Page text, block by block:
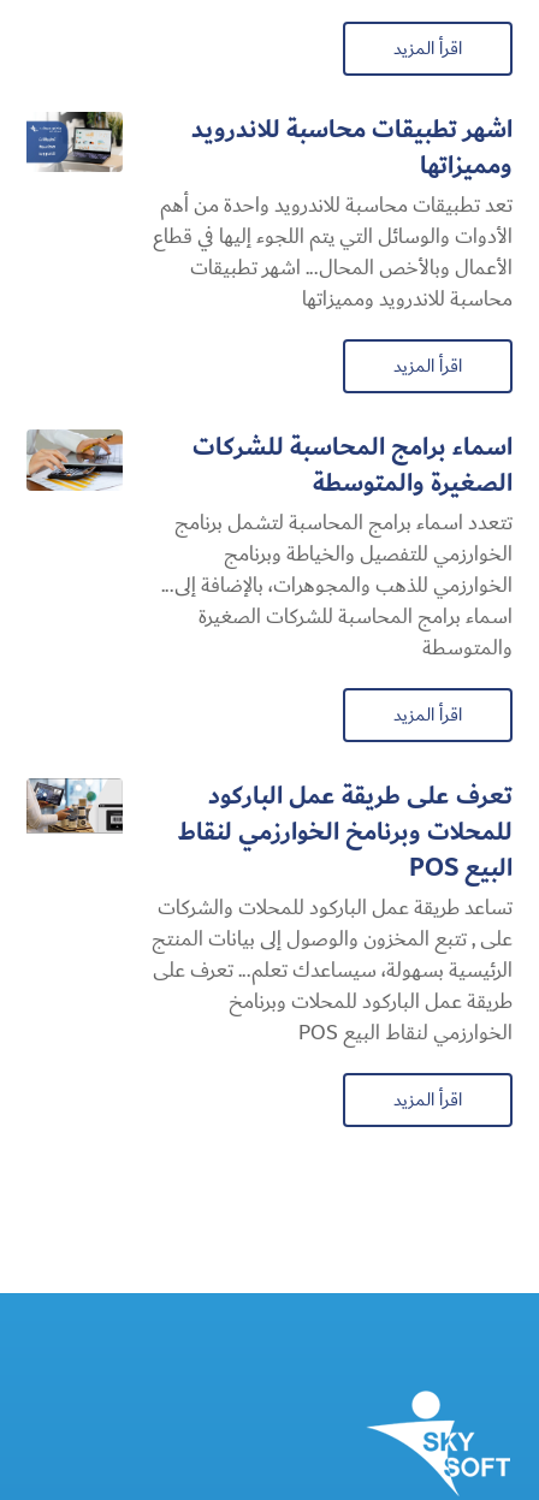
اقرأ المزيد
اشهر تطبيقات محاسبة للاندرويد
ومميزاتها
تعد تطبيقات محاسبة للاندرويد واحدة من أهم
الأدوات والوسائل التي يتم اللجوء إليها في قطاع
الأعمال وبالأخص المحال... اشهر تطبيقات
محاسبة للاندرويد ومميزاتها
اقرأ المزيد
اسماء برامج المحاسبة للشركات
الصغيرة والمتوسطة
تتعدد اسماء برامج المحاسبة لتشمل برنامج
الخوارزمي للتفصيل والخياطة وبرنامج
الخوارزمي للذهب والمجوهرات، بالإضافة إلى...
اسماء برامج المحاسبة للشركات الصغيرة
والمتوسطة
اقرأ المزيد
تعرف على طريقة عمل الباركود
للمحلات وبرنامخ الخوارزمي لنقاط
البيع POS
تساعد طريقة عمل الباركود للمحلات والشركات
على , تتبع المخزون والوصول إلى بيانات المنتج
الرئيسية بسهولة، سيساعدك تعلم... تعرف على
طريقة عمل الباركود للمحلات وبرنامخ
الخوارزمي لنقاط البيع POS
اقرأ المزيد